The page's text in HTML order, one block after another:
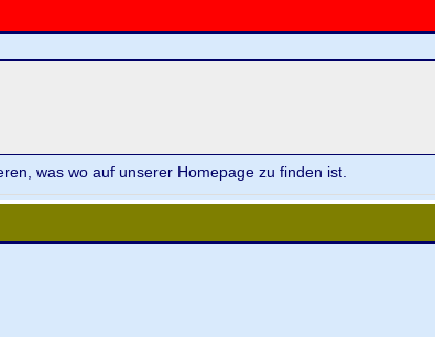
was wo auf unserer Homepage zu finden ist.